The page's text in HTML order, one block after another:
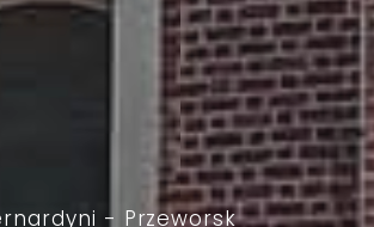
- Przeworsk